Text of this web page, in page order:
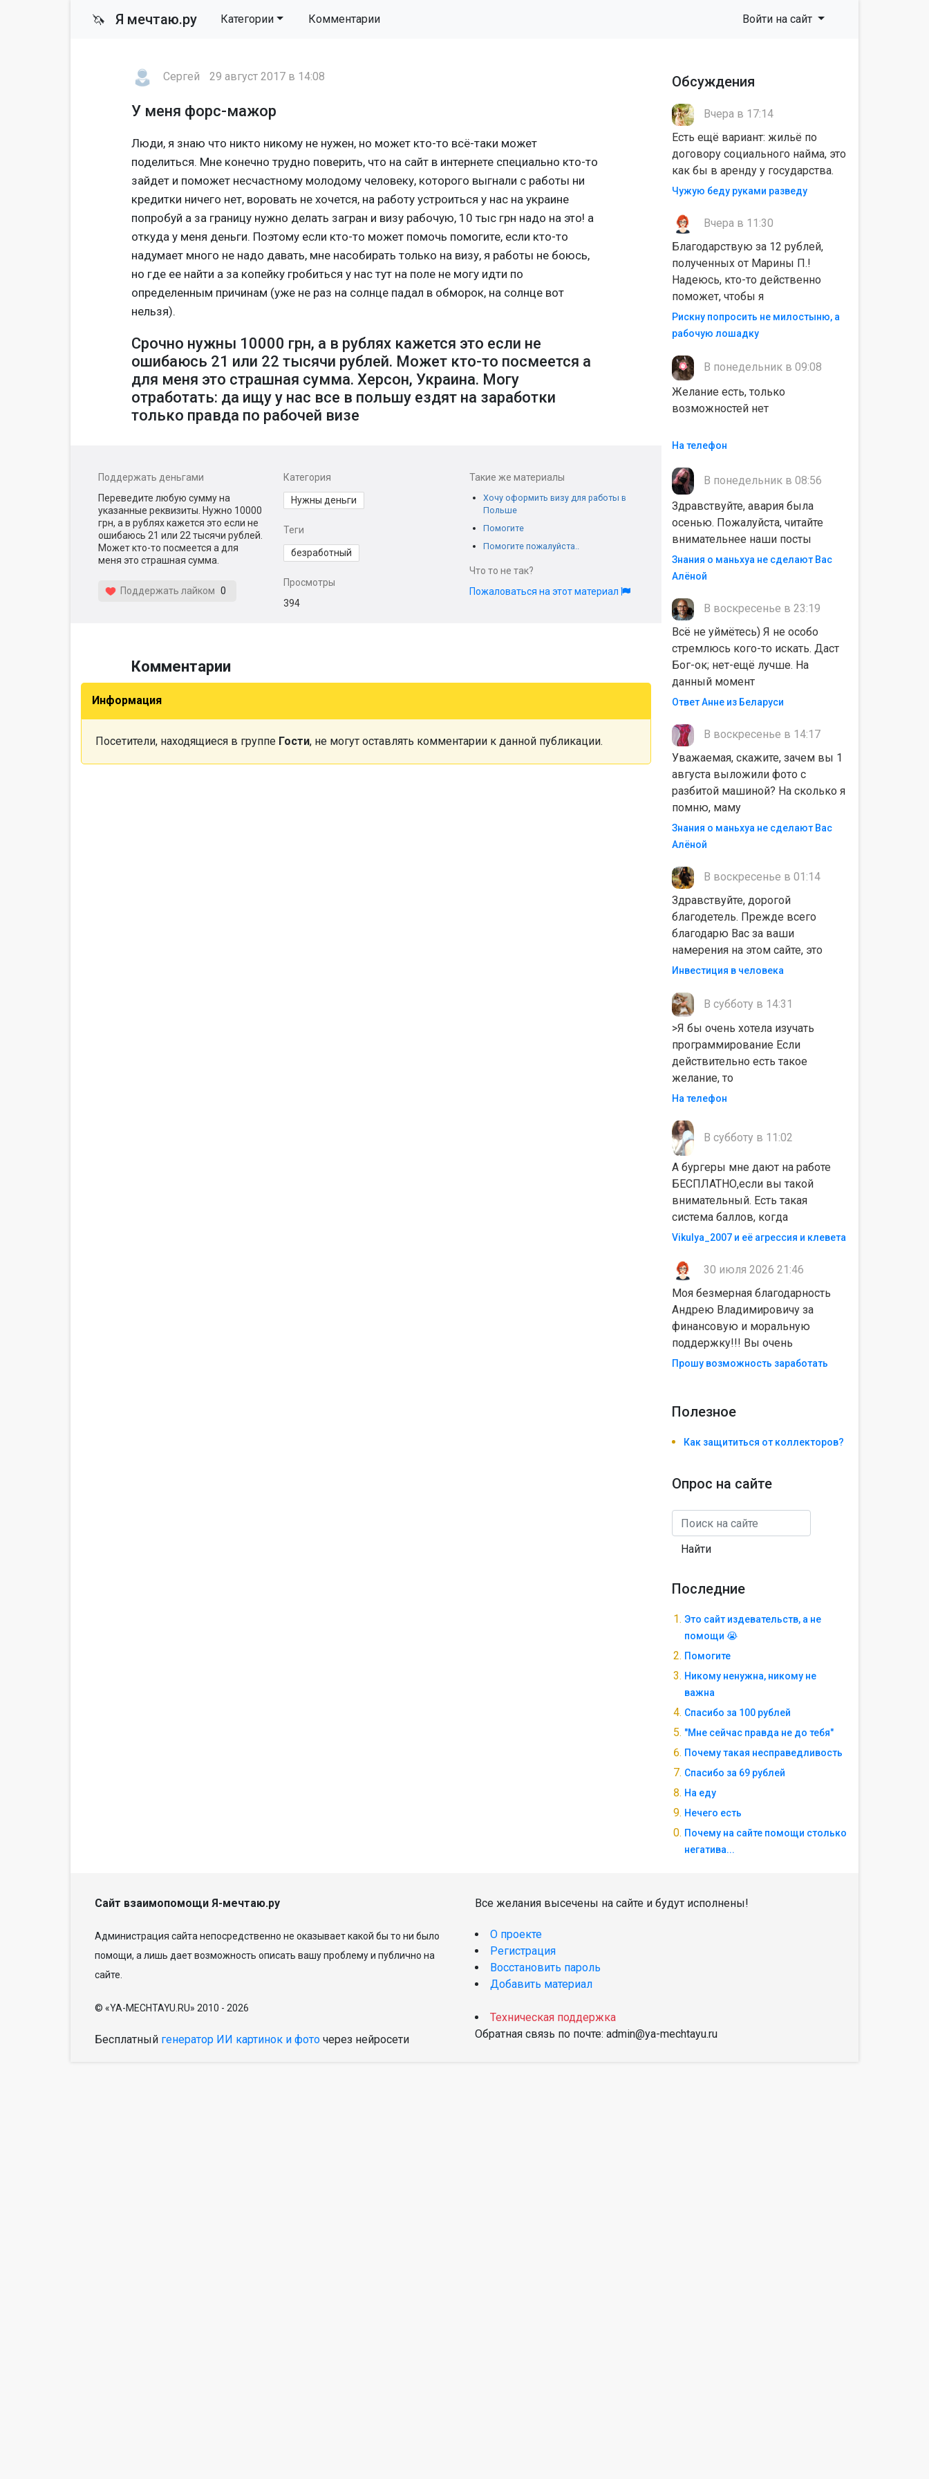
🦄 Я мечтаю.ру Категории Комментарии Войти на сайт
Сергей 29 август 2017 в 14:08
У меня форс-мажор
Люди, я знаю что никто никому не нужен, но может кто-то всё-таки может
поделиться. Мне конечно трудно поверить, что на сайт в интернете специально кто-то
зайдет и поможет несчастному молодому человеку, которого выгнали с работы ни
кредитки ничего нет, воровать не хочется, на работу устроиться у нас на украине
попробуй а за границу нужно делать загран и визу рабочую, 10 тыс грн надо на это! а
откуда у меня деньги. Поэтому если кто-то может помочь помогите, если кто-то
надумает много не надо давать, мне насобирать только на визу, я работы не боюсь,
но где ее найти а за копейку гробиться у нас тут на поле не могу идти по
определенным причинам (уже не раз на солнце падал в обморок, на солнце вот
нельзя).
Срочно нужны 10000 грн, а в рублях кажется это если не
ошибаюсь 21 или 22 тысячи рублей. Может кто-то посмеется а
для меня это страшная сумма. Херсон, Украина. Могу
отработать: да ищу у нас все в польшу ездят на заработки
только правда по рабочей визе
Поддержать деньгами
Переведите любую сумму на
указанные реквизиты. Нужно 10000
грн, а в рублях кажется это если не
ошибаюсь 21 или 22 тысячи рублей.
Может кто-то посмеется а для
меня это страшная сумма.
Поддержать лайком 0
Категория
Нужны деньги
Теги
безработный
Просмотры
394
Такие же материалы
Хочу оформить визу для работы в
Польше
Помогите
Помогите пожалуйста..
Что то не так?
Пожаловаться на этот материал
Комментарии
Информация
Посетители, находящиеся в группе Гости, не могут оставлять комментарии к данной публикации.
Обсуждения
Вчера в 17:14
Есть ещё вариант: жильё по
договору социального найма, это
как бы в аренду у государства.
Чужую беду руками разведу
Вчера в 11:30
Благодарствую за 12 рублей,
полученных от Марины П.!
Надеюсь, кто-то действенно
поможет, чтобы я
Рискну попросить не милостыню, а
рабочую лошадку
В понедельник в 09:08
Желание есть, только
возможностей нет
На телефон
В понедельник в 08:56
Здравствуйте, авария была
осенью. Пожалуйста, читайте
внимательнее наши посты
Знания о маньхуа не сделают Вас
Алëной
В воскресенье в 23:19
Всё не уймётесь) Я не особо
стремлюсь кого-то искать. Даст
Бог-ок; нет-ещё лучше. На
данный момент
Ответ Анне из Беларуси
В воскресенье в 14:17
Уважаемая, скажите, зачем вы 1
августа выложили фото с
разбитой машиной? На сколько я
помню, маму
Знания о маньхуа не сделают Вас
Алëной
В воскресенье в 01:14
Здравствуйте, дорогой
благодетель. Прежде всего
благодарю Вас за ваши
намерения на этом сайте, это
Инвестиция в человека
В субботу в 14:31
>Я бы очень хотела изучать
программирование Если
действительно есть такое
желание, то
На телефон
В субботу в 11:02
А бургеры мне дают на работе
БЕСПЛАТНО,если вы такой
внимательный. Есть такая
система баллов, когда
Vikulya_2007 и её агрессия и клевета
30 июля 2026 21:46
Моя безмерная благодарность
Андрею Владимировичу за
финансовую и моральную
поддержку!!! Вы очень
Прошу возможность заработать
Полезноe
Как защититься от коллекторов?
Опрос на сайте
Найти
Последние
Это сайт издевательств, а не
помощи 😭
Помогите
Никому ненужна, никому не
важна
Спасибо за 100 рублей
"Мне сейчас правда не до тебя"
Почему такая несправедливость
Спасибо за 69 рублей
На еду
Нечего есть
Почему на сайте помощи столько
негатива...
Сайт взаимопомощи Я-мечтаю.ру
Администрация сайта непосредственно не оказывает какой бы то ни было
помощи, а лишь дает возможность описать вашу проблему и публично на
сайте.
© «YA-MECHTAYU.RU» 2010 - 2026
Бесплатный генератор ИИ картинок и фото через нейросети
Все желания высечены на сайте и будут исполнены!
О проекте
Регистрация
Восстановить пароль
Добавить материал
Техническая поддержка
Обратная связь по почте: admin@ya-mechtayu.ru